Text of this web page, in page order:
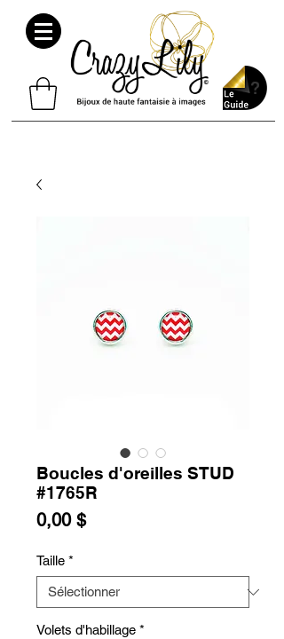
Boucles d'oreilles STUD
#1765R
0,00 $Prix
Taille *
Volets d'habillage *